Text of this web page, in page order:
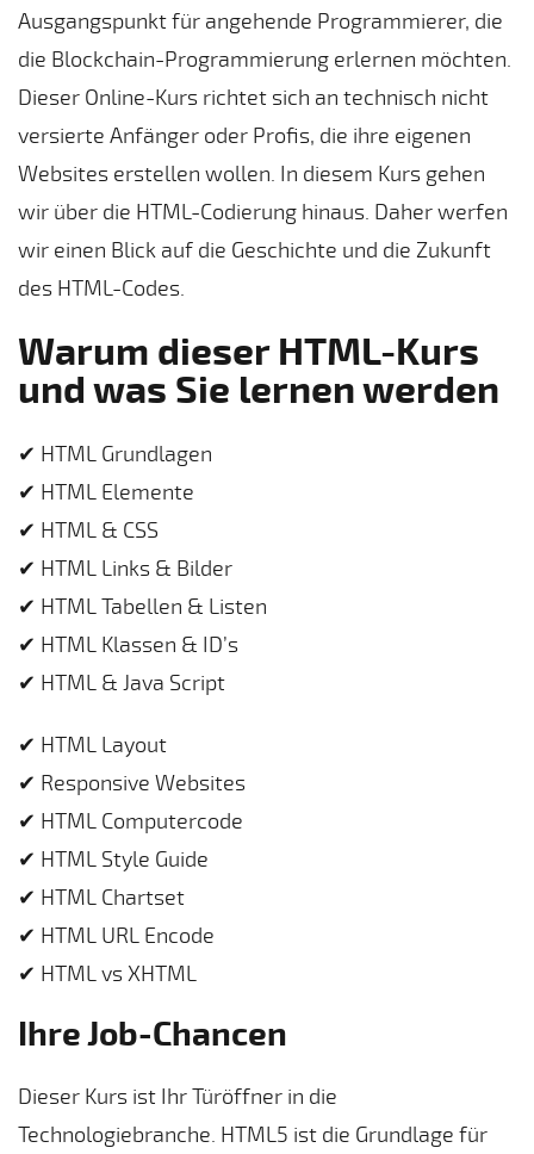
Ausgangspunkt für angehende Programmierer, die
die Blockchain-Programmierung erlernen möchten.
Dieser Online-Kurs richtet sich an technisch nicht
versierte Anfänger oder Profis, die ihre eigenen
Websites erstellen wollen. In diesem Kurs gehen
wir über die HTML-Codierung hinaus. Daher werfen
wir einen Blick auf die Geschichte und die Zukunft
des HTML-Codes.
Warum dieser HTML-Kurs
und was Sie lernen werden
✔ HTML Grundlagen
✔ HTML Elemente
✔ HTML & CSS
✔ HTML Links & Bilder
✔ HTML Tabellen & Listen
✔ HTML Klassen & ID’s
✔ HTML & Java Script
✔ HTML Layout
✔ Responsive Websites
✔ HTML Computercode
✔ HTML Style Guide
✔ HTML Chartset
✔ HTML URL Encode
✔ HTML vs XHTML
Ihre Job-Chancen
Dieser Kurs ist Ihr Türöffner in die
Technologiebranche. HTML5 ist die Grundlage für